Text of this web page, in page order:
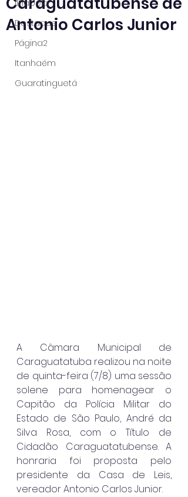
Ilhabela
Destaque
Página2
Itanhaém
Guaratinguetá
Antonio Carlos Junior
A Câmara Municipal de
Caraguatatuba realizou na noite
de quinta-feira (7/8) uma sessão
solene para homenagear o
Capitão da Polícia Militar do
Estado de São Paulo, André da
Silva Rosa, com o Título de
Cidadão Caraguatatubense. A
honraria foi proposta pelo
presidente da Casa de Leis,
vereador Antonio Carlos Junior.